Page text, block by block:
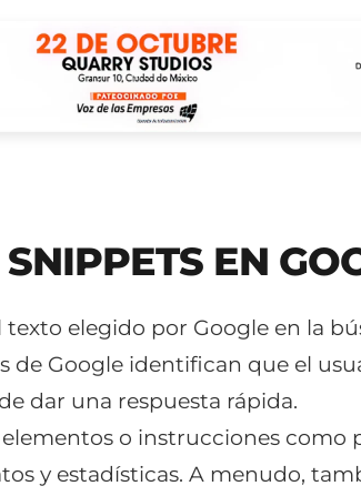
EN
elegido por Google en la
de Google identifican que el
dar una respuesta rápida.
o instrucciones como
y estadísticas. A menudo,